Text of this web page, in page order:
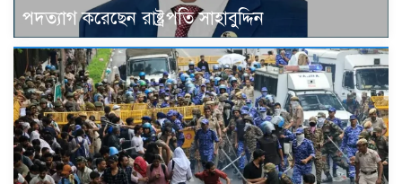
পদত্যাগ করেছেন রাষ্ট্রপতি সাহাবুদ্দিন